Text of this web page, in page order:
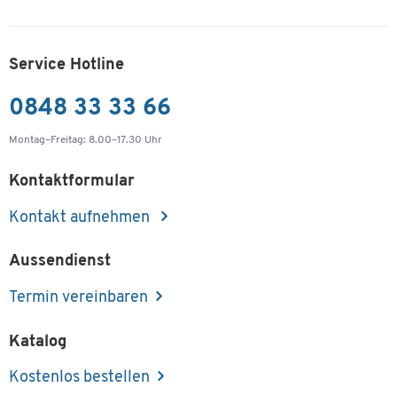
Service Hotline
0848 33 33 66
Montag–Freitag: 8.00–17.30 Uhr
Kontaktformular
Kontakt aufnehmen
Aussendienst
Termin vereinbaren
Katalog
Kostenlos bestellen